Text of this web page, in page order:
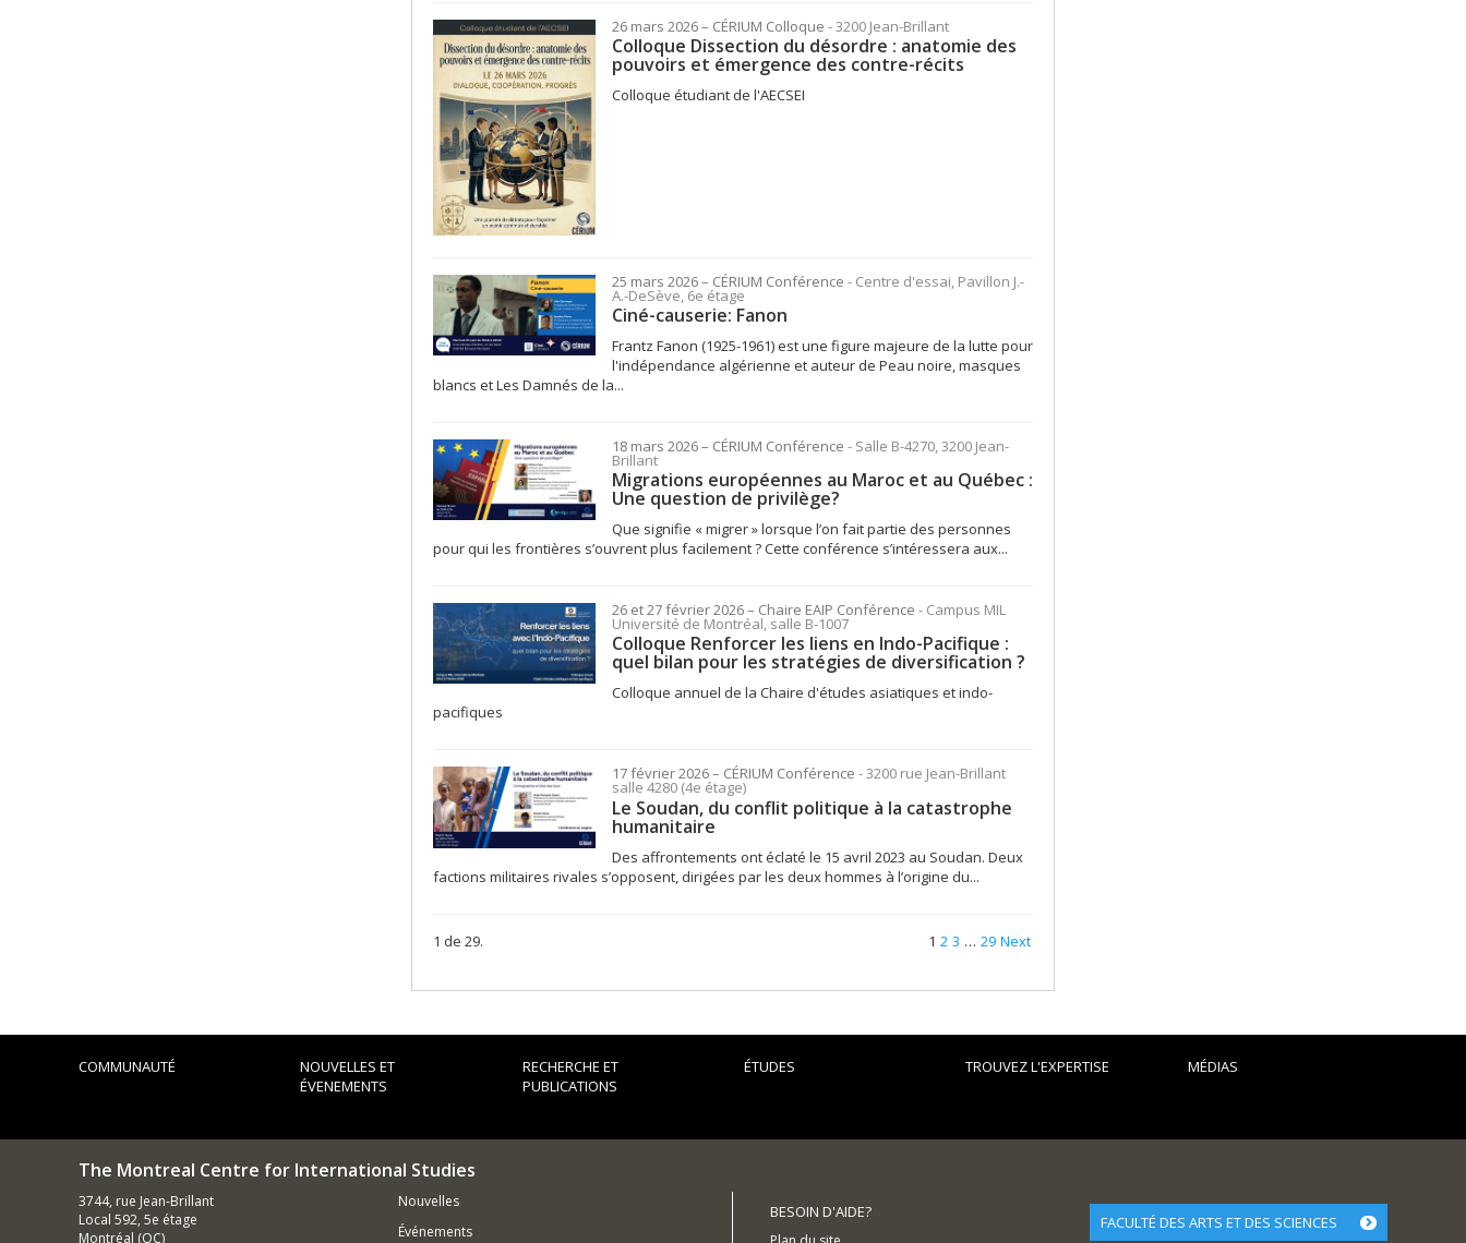
26 mars 2026– CÉRIUM Colloque - 3200 Jean-Brillant
Colloque Dissection du désordre : anatomie des
pouvoirs et émergence des contre-récits
Colloque étudiant de l'AECSEI
25 mars 2026– CÉRIUM Conférence - Centre d'essai, Pavillon J.-
A.-DeSève, 6e étage
Ciné-causerie: Fanon
Frantz Fanon (1925-1961) est une figure majeure de la lutte pour
l'indépendance algérienne et auteur de Peau noire, masques
blancs et Les Damnés de la...
18 mars 2026– CÉRIUM Conférence - Salle B-4270, 3200 Jean-
Brillant
Migrations européennes au Maroc et au Québec :
Une question de privilège?
Que signifie « migrer » lorsque l’on fait partie des personnes
pour qui les frontières s’ouvrent plus facilement ? Cette conférence s’intéressera aux...
26 et 27 février 2026– Chaire EAIP Conférence - Campus MIL
Université de Montréal, salle B-1007
Colloque Renforcer les liens en Indo-Pacifique :
quel bilan pour les stratégies de diversification ?
Colloque annuel de la Chaire d'études asiatiques et indo-
pacifiques
17 février 2026– CÉRIUM Conférence - 3200 rue Jean-Brillant
salle 4280 (4e étage)
Le Soudan, du conflit politique à la catastrophe
humanitaire
Des affrontements ont éclaté le 15 avril 2023 au Soudan. Deux
factions militaires rivales s’opposent, dirigées par les deux hommes à l’origine du...
1 de 29. 1 2 3 … 29 Next
COMMUNAUTÉ
NOUVELLES ET
ÉVENEMENTS
RECHERCHE ET
PUBLICATIONS
ÉTUDES TROUVEZ L'EXPERTISE MÉDIAS
The Montreal Centre for International Studies
3744, rue Jean-Brillant
Local 592, 5e étage
Montréal (QC)
Nouvelles
Événements
BESOIN D'AIDE?
FACULTÉ DES ARTS ET DES SCIENCES